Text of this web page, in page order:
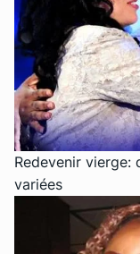
Redevenir vierge:
variées